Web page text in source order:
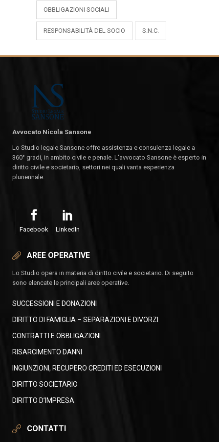
OBBLIGAZIONI SOCIALI
RESPONSABILITÀ DEL SOCIO S.N.C.
Avvocato Nicola Sansone
Lo Studio legale Sansone offre assistenza e consulenza legale a
360° gradi, in ambito civile e penale. L'avvocato Sansone è esperto in
diritto civile e societario, settori nei quali vanta esperienza
pluriennale.
Facebook LinkedIn
AREE OPERATIVE
Lo Studio opera in materia di diritto civile e societario. Di seguito
sono elencate le principali aree operative.
SUCCESSIONI E DONAZIONI
DIRITTO DI FAMIGLIA – SEPARAZIONI E DIVORZI
CONTRATTI E OBBLIGAZIONI
RISARCIMENTO DANNI
INGIUNZIONI, RECUPERO CREDITI ED ESECUZIONI
DIRITTO SOCIETARIO
DIRITTO D’IMPRESA
CONTATTI